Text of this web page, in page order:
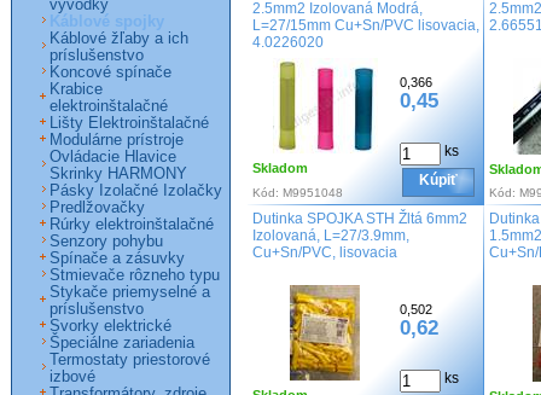
2.5mm2 Izolovaná Modrá,
L=27/15mm Cu+Sn/PVC lisovacia,
4.0226020
0,366
0,45
ks
Kúpiť
Skladom
Kód: M9951048 Kód:
Dutinka SPOJKA STH Žltá 6mm2
Izolovaná, L=27/3.9mm,
Cu+Sn/PVC, lisovacia
0,502
0,62
ks
vývodky
Káblové spojky
Káblové žľaby a ich
príslušenstvo
Koncové spínače
Krabice
elektroinštalačné
Lišty Elektroinštalačné
Modulárne prístroje
Ovládacie Hlavice
Skrinky HARMONY
Pásky Izolačné Izolačky
Predlžovačky
Rúrky elektroinštalačné
Senzory pohybu
Spínače a zásuvky
Stmievače rôzneho typu
Stykače priemyselné a
príslušenstvo
Svorky elektrické
Špeciálne zariadenia
Termostaty priestorové
izbové